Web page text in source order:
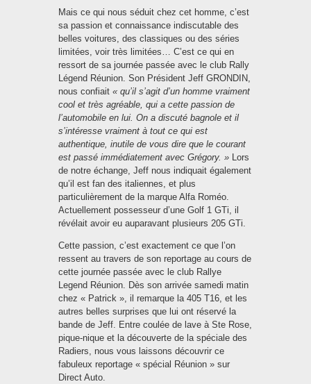
Mais ce qui nous séduit chez cet homme, c’est
sa passion et connaissance indiscutable des
belles voitures, des classiques ou des séries
limitées, voir très limitées… C’est ce qui en
ressort de sa journée passée avec le club Rally
Légend Réunion. Son Président Jeff GRONDIN,
nous confiait « qu’il s’agit d’un homme vraiment
cool et très agréable, qui a cette passion de
l’automobile en lui. On a discuté bagnole et il
s’intéresse vraiment à tout ce qui est
authentique, inutile de vous dire que le courant
est passé immédiatement avec Grégory. » Lors
de notre échange, Jeff nous indiquait également
qu’il est fan des italiennes, et plus
particulièrement de la marque Alfa Roméo.
Actuellement possesseur d’une Golf 1 GTi, il
révélait avoir eu auparavant plusieurs 205 GTi.
Cette passion, c’est exactement ce que l’on
ressent au travers de son reportage au cours de
cette journée passée avec le club Rallye
Legend Réunion. Dès son arrivée samedi matin
chez « Patrick », il remarque la 405 T16, et les
autres belles surprises que lui ont réservé la
bande de Jeff. Entre coulée de lave à Ste Rose,
pique-nique et la découverte de la spéciale des
Radiers, nous vous laissons découvrir ce
fabuleux reportage « spécial Réunion » sur
Direct Auto.